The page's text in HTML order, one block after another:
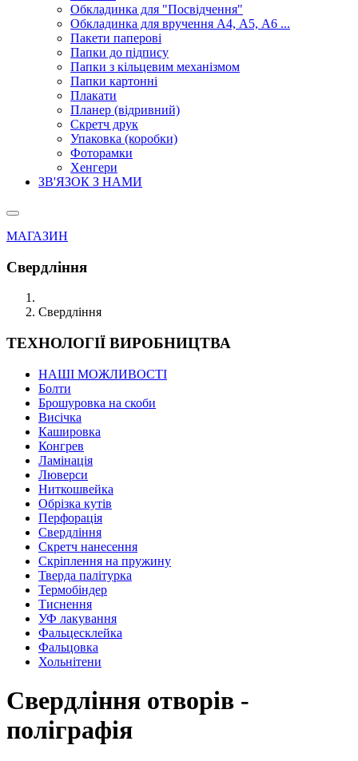
Обкладинка для "Посвідчення"
Обкладинка для вручення А4, А5, А6 ...
Пакети паперові
Папки до підпису
Папки з кільцевим механізмом
Папки картонні
Плакати
Планер (відривний)
Скретч друк
Упаковка (коробки)
Фоторамки
Хенгери
ЗВ'ЯЗОК З НАМИ
МАГАЗИН
Свердління
Свердління
ТЕХНОЛОГІЇ ВИРОБНИЦТВА
НАШІ МОЖЛИВОСТІ
Болти
Брошуровка на скоби
Висічка
Кашировка
Конгрев
Ламінація
Люверси
Ниткошвейка
Обрізка кутів
Перфорація
Свердління
Скретч нанесення
Скріплення на пружину
Тверда палітурка
Термобіндер
Тиснення
УФ лакування
Фальцесклейка
Фальцовка
Хольнітени
Свердління отворів -
поліграфія